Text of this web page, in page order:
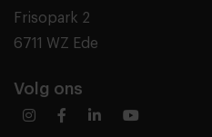
Frisopark 2
6711 WZ Ede
Volg ons